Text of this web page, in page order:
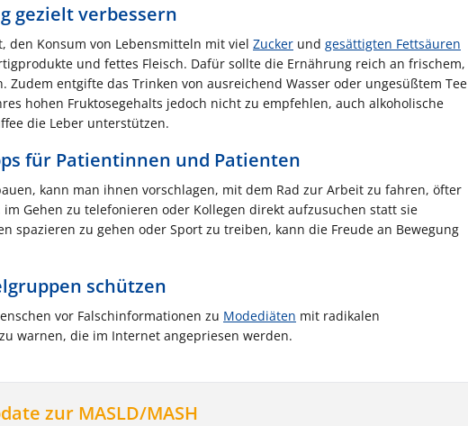
gezielt verbessern
den Konsum von Lebensmitteln mit viel Zucker und gesättigten Fettsäuren
und fettes Fleisch. Dafür sollte die Ernährung reich an frischem,
entgifte das Trinken von ausreichend Wasser oder ungesüßtem Tee
hohen Fruktosegehalts jedoch nicht zu empfehlen, auch alkoholische
die Leber unterstützen.
für Patientinnen und Patienten
kann man ihnen vorschlagen, mit dem Rad zur Arbeit zu fahren, öfter
Gehen zu telefonieren oder Kollegen direkt aufzusuchen statt sie
spazieren zu gehen oder Sport zu treiben, kann die Freude an Bewegung
schützen
vor Falschinformationen zu Modediäten mit radikalen
warnen, die im Internet angepriesen werden.
zur MASLD/MASH